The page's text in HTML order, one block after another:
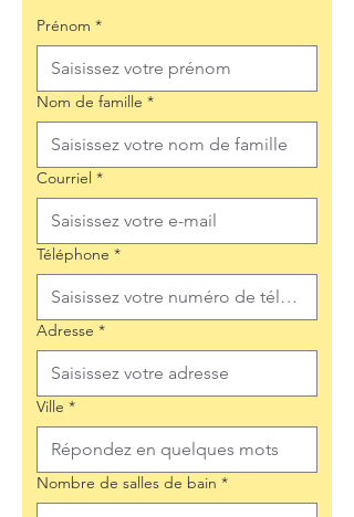
Prénom *
Nom de famille *
Courriel *
Téléphone *
Adresse *
Ville *
Nombre de salles de bain *